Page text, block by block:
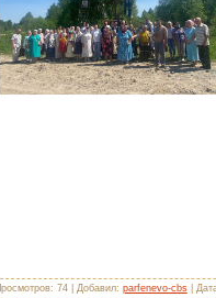
74 | Добавил: parfenevo-cbs|